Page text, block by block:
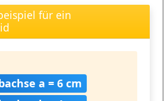
für ein
a = 6 cm